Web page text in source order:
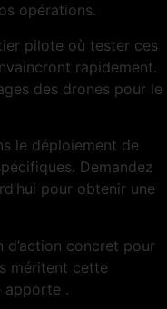
opérations.
pilote où tester ces
rapidement.
des drones pour le
le déploiement de
Demandez
pour obtenir une
concret pour
méritent cette
apporte .